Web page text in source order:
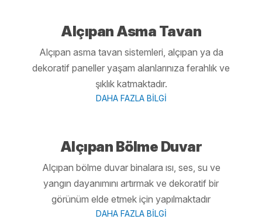
Alçıpan Asma Tavan
Alçıpan asma tavan sistemleri, alçıpan ya da
dekoratif paneller yaşam alanlarınıza ferahlık ve
şıklık katmaktadır.
DAHA FAZLA BİLGİ
Alçıpan Bölme Duvar
Alçıpan bölme duvar binalara ısı, ses, su ve
yangın dayanımını artırmak ve dekoratif bir
görünüm elde etmek için yapılmaktadır
DAHA FAZLA BİLGİ